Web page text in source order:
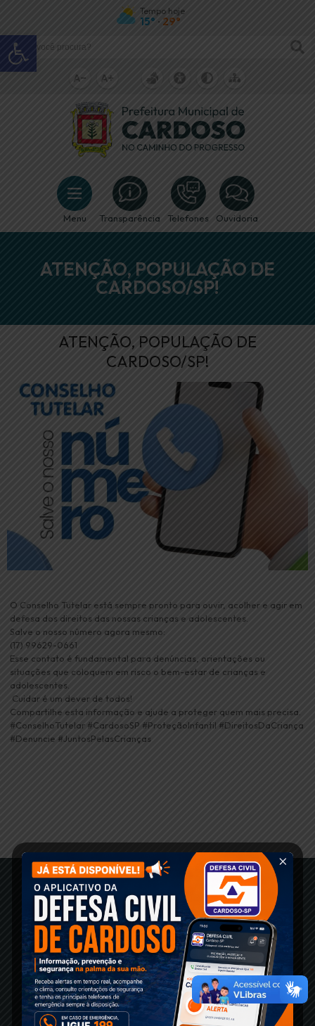
Abrir a barra de ferramentas
Tempo hoje
15° • 29°
Menu Transparência Telefones Ouvidoria
ATENÇÃO, POPULAÇÃO DE
CARDOSO/SP!
ATENÇÃO, POPULAÇÃO DE
CARDOSO/SP!
O Conselho Tutelar está sempre pronto para ouvir, acolher e agir em
defesa dos direitos das nossas crianças e adolescentes.
Salve o nosso número agora mesmo:
(17) 99629-0661
Esse contato é fundamental para denúncias, orientações ou
situações que coloquem em risco o bem-estar de crianças e
adolescentes.
‍‍‍ Cuidar é um dever de todos!
Compartilhe esta informação e ajude a proteger quem mais precisa.
#ConselhoTutelar #CardosoSP #ProteçãoInfantil #DireitosDaCriança
#Denuncie #JuntosPelasCrianças